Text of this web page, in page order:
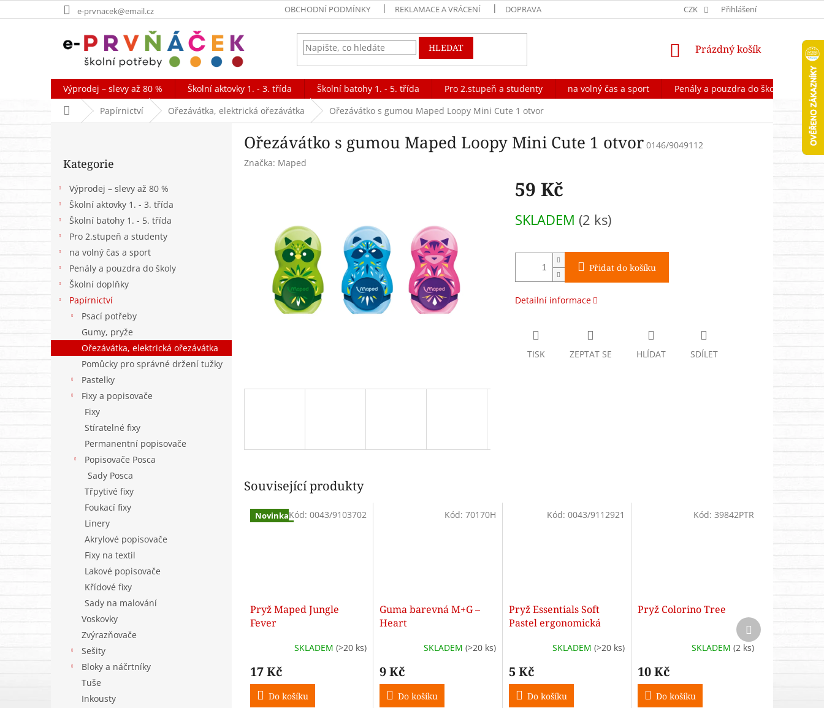
na
e-prvnacek@email.cz OBCHODNÍ PODMÍNKY REKLAMACE A VRÁCENÍ DOPRAVA FORMULÁŘ NA ODSTOUPENÍ OD
CZK Přihlášení
HLEDAT
NÁKUPNÍ
Prázdný košík
Výprodej – slevy až 80 % Školní aktovky 1. - 3. třída Školní batohy 1. - 5. třída Pro 2.stupeň a studenty na volný čas a sport Penály a pouzdra do školy
Domů Papírnictví Ořezávátka, elektrická ořezávátka Ořezávátko s gumou Maped Loopy Mini Cute 1 otvor
P
n
kategorie
Kategorie
Výprodej – slevy až 80 %
Školní aktovky 1. - 3. třída
Školní batohy 1. - 5. třída
Pro 2.stupeň a studenty
na volný čas a sport
Penály a pouzdra do školy
Školní doplňky
Papírnictví
Psací potřeby
Gumy, pryže
Ořezávátka, elektrická ořezávátka
Pomůcky pro správné držení tužky
Pastelky
Fixy a popisovače
Fixy
Stíratelné fixy
Permanentní popisovače
Popisovače Posca
Sady Posca
Třpytivé fixy
Foukací fixy
Linery
Akrylové popisovače
Fixy na textil
Lakové popisovače
Křídové fixy
Sady na malování
Voskovky
Zvýrazňovače
Sešity
Bloky a náčrtníky
Tuše
Inkousty
Ořezávátko s gumou Maped Loopy Mini Cute 1 otvor 0146/9049112
Značka: Maped
59 Kč
cena:
SKLADEM (2 ks)
Přidat do košíku
Detailní informace
TISK ZEPTAT SE HLÍDAT SDÍLET
Související produkty
Novinka
Pryž Maped Jungle
Fever
SKLADEM (>20 ks)
17 Kč
Do košíku
Kód: 0043/9103702
Guma barevná M+G –
Heart
SKLADEM (>20 ks)
9 Kč
Do košíku
Kód: 70170H
Pryž Essentials Soft
Pastel ergonomická
SKLADEM(>20 ks)
5 Kč
Do košíku
Kód:0043/9112921
Pryž Colorino Tree
SKLADEM (2 ks)
10 Kč
Do košíku
Kód: 39842PTR
Další
produkt